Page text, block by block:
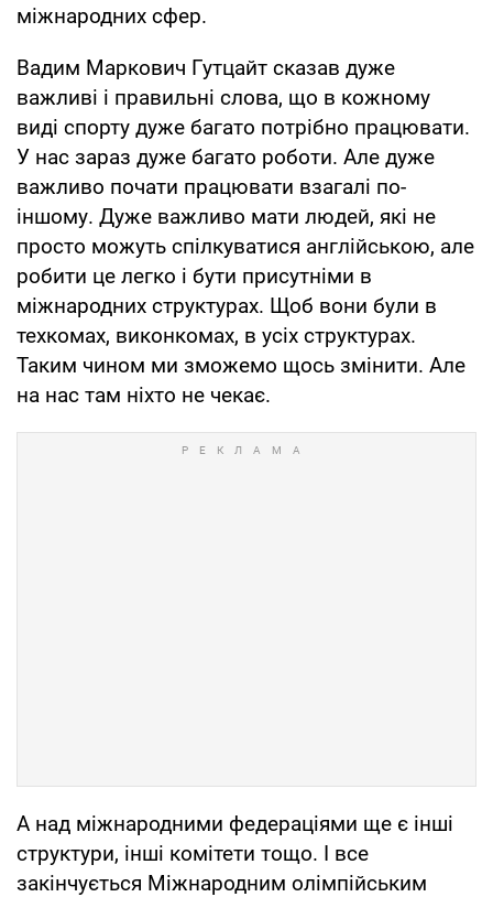
міжнародних сфер.
Вадим Маркович Гутцайт сказав дуже
важливі і правильні слова, що в кожному
виді спорту дуже багато потрібно працювати.
У нас зараз дуже багато роботи. Але дуже
важливо почати працювати взагалі по-
іншому. Дуже важливо мати людей, які не
просто можуть спілкуватися англійською, але
робити це легко і бути присутніми в
міжнародних структурах. Щоб вони були в
техкомах, виконкомах, в усіх структурах.
Таким чином ми зможемо щось змінити. Але
на нас там ніхто не чекає.
А над міжнародними федераціями ще є інші
структури, інші комітети тощо. І все
закінчується Міжнародним олімпійським